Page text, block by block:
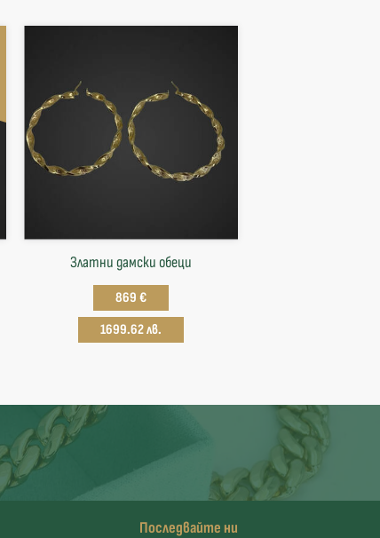
Златни дамски обеци
869 €
1699.62 лв.
Последвайте ни